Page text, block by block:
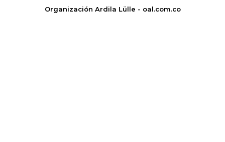
Organización Ardila Lülle - oal.com.co